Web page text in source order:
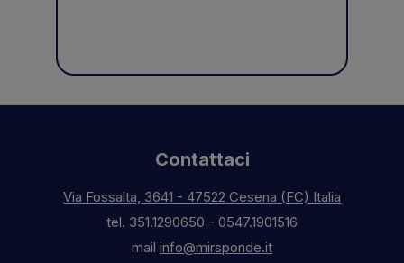
Contattaci
Via Fossalta, 3641 - 47522 Cesena (FC) Italia
tel. 351.1290650 - 0547.1901516
mail info@mirsponde.it